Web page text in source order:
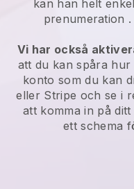
kan han helt
prenumeration
Vi har också
att du kan spåra
konto som du kan
eller Stripe och se i
att komma in på
ett schema